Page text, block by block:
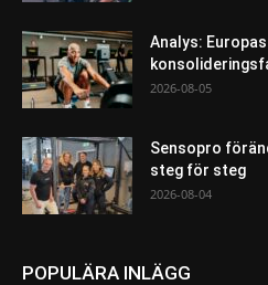
Analys:
2026-08-05
Sensopro
steg för steg
2026-08-04
POPULÄRA INLÄGG